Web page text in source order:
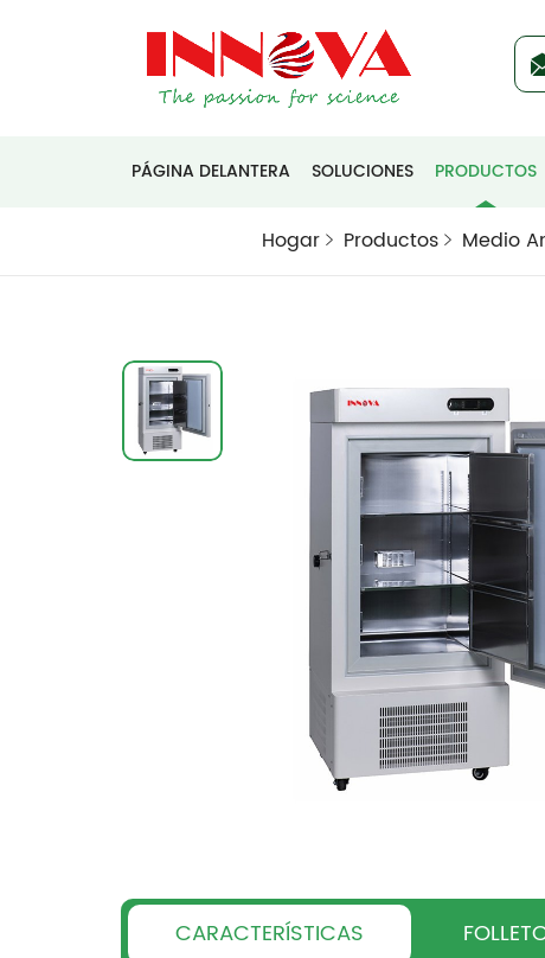
PÁGINA DELANTERA SOLUCIONES PRODUCTOS
Hogar Productos Medio
CARACTERÍSTICAS